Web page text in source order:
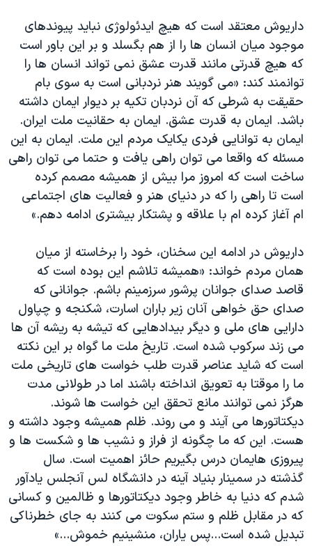
داریوش معتقد است که هیچ ایدئولوژی نباید پیوندهای
موجود میان انسان ها را از هم بگسلد و بر این باور است
که هیچ قدرتی مانند قدرت عشق نمی تواند انسان ها را
توانمند کند: «می گویند هنر نردبانی است به سوی بام
حقیقت به شرطی که آن نردبان تکیه بر دیوار ایمان داشته
باشد. ایمان به قدرت عشق. ایمان به حقانیت ملت ایران.
ایمان به توانایی فردی یکایک مردم این ملت. ایمان به این
مسئله که واقعا می توان راهی یافت و حتما می توان راهی
ساخت است که امروز مرا بیش از همیشه مصمم کرده
است تا راهی را که در دنیای هنر و فعالیت های اجتماعی
ام آغاز کرده ام با علاقه و پشتکار بیشتری ادامه دهم.»
داریوش در ادامه این سخنان، خود را برخاسته از میان
همان مردم خواند: «همیشه تلاشم این بوده است که
قاصد صدای جوانان پرشور سرزمینم باشم. جوانانی که
صدای حق خواهی آنان زیر باران اسارت، شکنجه و چپاول
دارایی های ملی و دیگر بیدادهایی که تیشه به ریشه آن ها
می زند سرکوب شده است. تاریخ ملت ما گواه بر این نکته
است که شاید عناصر قدرت طلب خواست های تاریخی ملت
ما را موقتا به تعویق انداخته باشند اما در طولانی مدت
هرگز نمی توانند مانع تحقق این خواست ها شوند.
دیکتاتورها می آیند و می روند. ظلم همیشه وجود داشته و
هست. این که ما چگونه از فراز و نشیب ها و شکست ها و
پیروزی هایمان درس بگیریم حائز اهمیت است. سال
گذشته در سمینار بنیاد آینه در دانشگاه لس آنجلس یادآور
شدم که دنیا به خاطر وجود دیکتاتورها و ظالمین و کسانی
که در مقابل ظلم و ستم سکوت می کنند به جای خطرناکی
تبدیل شده است...پس یاران، منشینیم خموش...»